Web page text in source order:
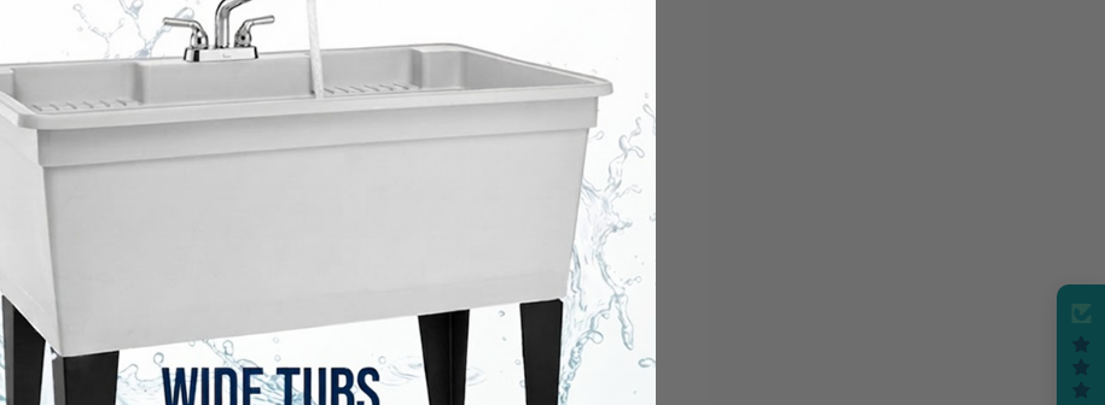
sobre azulejos o levantar un cachorro inquieto sobre
mantiene erguido y cómodo.
.
Cuando tu mascota se sacude después del baño, los lados altos
y las paredes se mantienen secos.